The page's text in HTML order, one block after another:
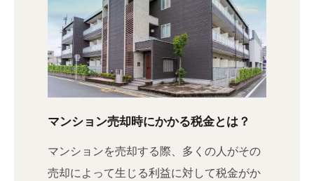
マンション売却時にかかる税金とは？
マンションを売却する際、多くの人がその
売却によって生じる利益に対して税金がか